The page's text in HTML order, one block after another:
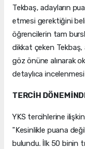
Tekbaş, adayların
etmesi gerektiğini
öğrencilerin tam
dikkat çeken
göz önüne alınarak
detaylıca
TERCİH
YKS tercihlerine
"Kesinlikle puana
bulundu. İlk 50 binin